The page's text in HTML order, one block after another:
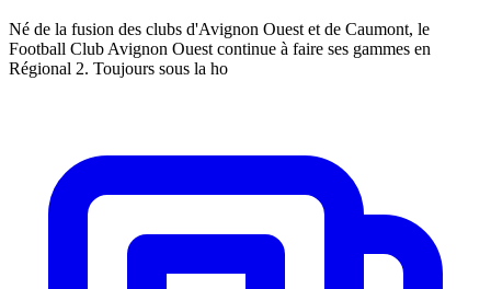
Né de la fusion des clubs d'Avignon Ouest et de Caumont, le
Football Club Avignon Ouest continue à faire ses gammes en
Régional 2. Toujours sous la ho